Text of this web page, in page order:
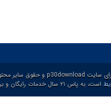
است، به پاس ۲۱ سال خدمات رایگان و برای ارائه خدمات بهتر، ما را